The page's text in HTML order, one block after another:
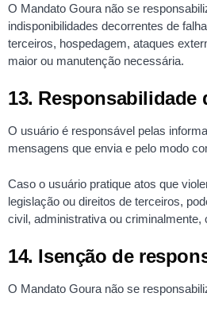
O Mandato Goura não se
indisponibilidades decorrentes de
terceiros, hospedagem, ataques
maior ou manutenção necessária.
13. Responsabilidade
O usuário é responsável pelas
mensagens que envia e pelo modo
Caso o usuário pratique atos que
legislação ou direitos de terceiros,
civil, administrativa ou criminalmente,
14. Isenção de
O Mandato Goura não se